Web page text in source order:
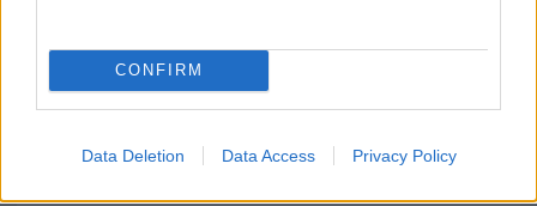
CONFIRM
Data Deletion Data Access Privacy Policy
Aggius conquista la classifica delle mete più
amate dell’estate 2026